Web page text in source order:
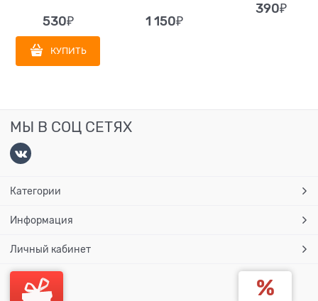
530₽
КУПИТЬ
1 150₽
390₽
МЫ В СОЦ СЕТЯХ
Категории
Информация
Личный кабинет